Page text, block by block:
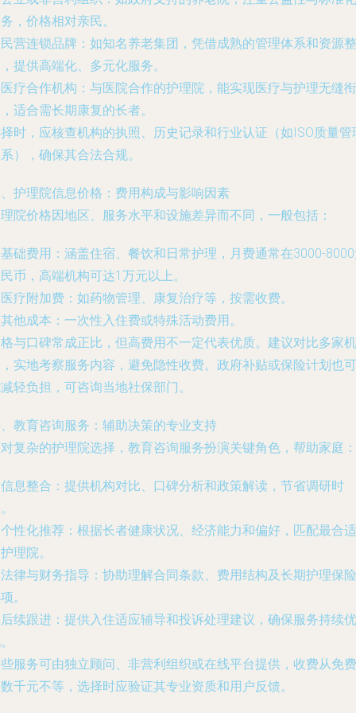
，价格相对亲民。
营连锁品牌：如知名养老集团，凭借成熟的管理体系和资源整
提供高端化、多元化服务。
疗合作机构：与医院合作的护理院，能实现医疗与护理无缝衔
适合需长期康复的长者。
时，应核查机构的执照、历史记录和行业认证（如ISO质量管
），确保其合法合规。
护理院信息价格：费用构成与影响因素
院价格因地区、服务水平和设施差异而不同，一般包括：
础费用：涵盖住宿、餐饮和日常护理，月费通常在3000-
币，高端机构可达1万元以上。
疗附加费：如药物管理、康复治疗等，按需收费。
他成本：一次性入住费或特殊活动费用。
与口碑常成正比，但高费用不一定代表优质。建议对比多家机
实地考察服务内容，避免隐性收费。政府补贴或保险计划也可
轻负担，可咨询当地社保部门。
教育咨询服务：辅助决策的专业支持
复杂的护理院选择，教育咨询服务扮演关键角色，帮助家庭：
息整合：提供机构对比、口碑分析和政策解读，节省调研时
性化推荐：根据长者健康状况、经济能力和偏好，匹配最合适
理院。
律与财务指导：协助理解合同条款、费用结构及长期护理保险
。
续跟进：提供入住适应辅导和投诉处理建议，确保服务持续优
服务可由独立顾问、非营利组织或在线平台提供，收费从免费
千元不等，选择时应验证其专业资质和用户反馈。